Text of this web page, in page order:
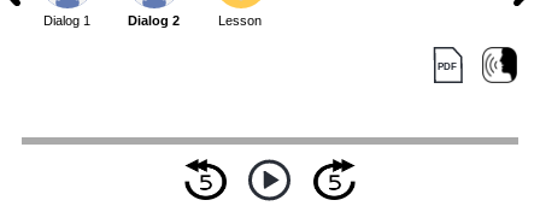
Dialog 1 Dialog 2 Lesson